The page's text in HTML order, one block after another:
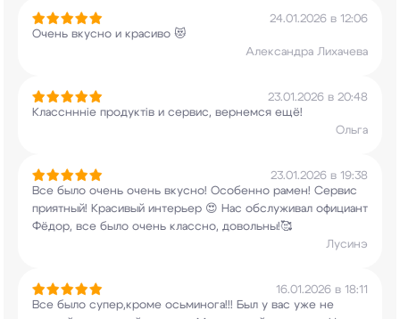
24.01.2026 в 12:06
Очень вкусно и красиво 😻
Александра Лихачева
23.01.2026 в 20:48
Классннніе продуктів и сервис, вернемся ещё!
Ольга
23.01.2026 в 19:38
Все было очень очень вкусно! Особенно рамен! Сервис
приятный! Красивый интерьер 😍 Нас обслуживал официант
Фёдор, все было очень классно, довольны!🥰
Лусинэ
16.01.2026 в 18:11
Все было супер,кроме осьминога!!! Был у вас уже не